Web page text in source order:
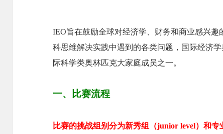
IEO旨在鼓励全球对经济学、财务和商业感兴
科思维解决实践中遇到的各类问题，国际经济
际科学类奥林匹克大家庭成员之一。
一、比赛流程
比赛的挑战组别分为新秀组（junior level）和专